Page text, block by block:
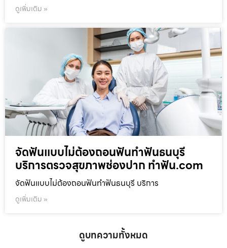
ดูเพิ่มเติม »
จัดฟันแบบไม่ต้องถอนฟันทำฟันธนบุรี
บริการตรวจสุขภาพช่องปาก ทำฟัน.com
จัดฟันแบบไม่ต้องถอนฟันทำฟันธนบุรี บริการ
ดูเพิ่มเติม »
ดูบทความทั้งหมด